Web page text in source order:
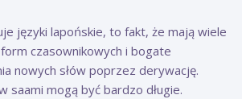
języki lapońskie, to fakt, że mają wiele
czasownikowych i bogate
nowych słów poprzez derywację.
saami mogą być bardzo długie.